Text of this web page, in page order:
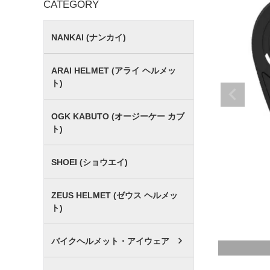
CATEGORY
NANKAI (ナンカイ)
ARAI HELMET (アライ ヘルメッ
ト)
OGK KABUTO (オージーケー カブ
ト)
SHOEI (ショウエイ)
ZEUS HELMET (ゼウス ヘルメッ
ト)
バイクヘルメット・アイウェア